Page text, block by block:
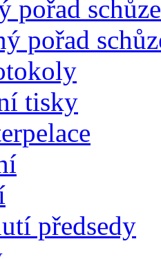
pořad schůze
pořad
tisky
předsedy